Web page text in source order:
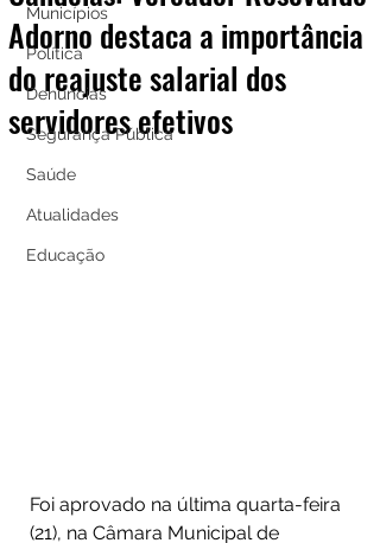
Municípios
Política
Denúncias
Segurança Pública
Saúde
Atualidades
Educação
Adorno destaca a importância
do reajuste salarial dos
servidores efetivos
Foi aprovado na última quarta-feira
(21), na Câmara Municipal de